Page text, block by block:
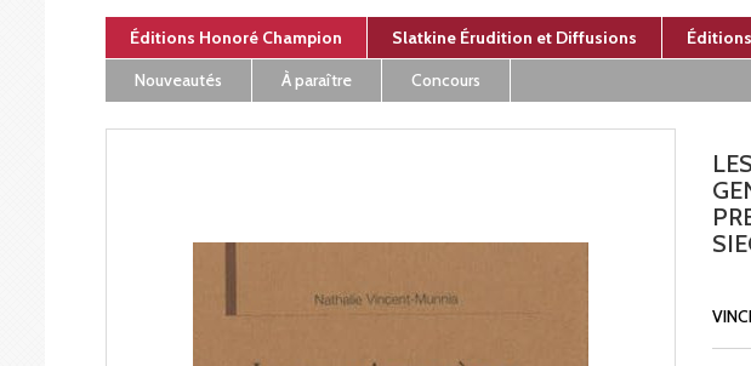
Éditions Honoré Champion Slatkine Érudition et Diffusions
Nouveautés
À paraître Concours